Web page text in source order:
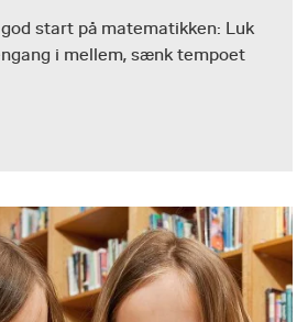
start på matematikken: Luk
i mellem, sænk tempoet